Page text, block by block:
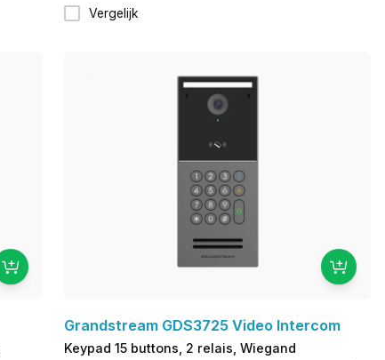
Vergelijk
Grandstream GDS3725 Video Intercom
Keypad 15 buttons, 2 relais, Wiegand